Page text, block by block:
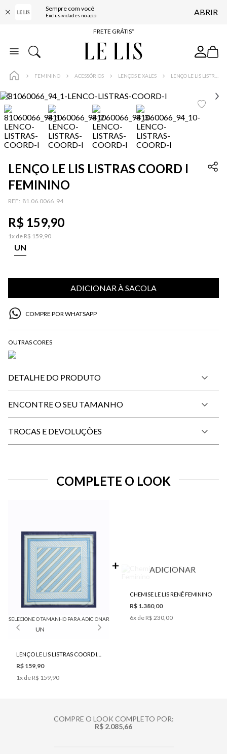
Sempre com você
Exclusividades no app ABRIR
ENTREGA EXPRESSA*
FRETE GRÁTIS*
BAIXE O APP
FEMININO ACESSÓRIOS LENÇOS E XALES
LENÇO LE LIS LISTRAS COORD I
FEMININO
: 81.06.0066_94
R$ 159,90
1x de R$ 159,90
UN
ADICIONAR À SACOLA
COMPRE POR WHATSAPP
DETALHE DO PRODUTO
ENCONTRE O SEU TAMANHO
TROCAS E DEVOLUÇÕES
COMPLETE O LOOK
SELECIONE O TAMANHO PARA ADICIONAR
UN
R$ 159,90
1x de R$ 159,90
ADICIONAR
CHEMISE LE LIS RENÊ FEMININO
R$ 1.380,00
6x de R$ 230,00
COMPRE O LOOK COMPLETO POR:
R$ 2.085,66